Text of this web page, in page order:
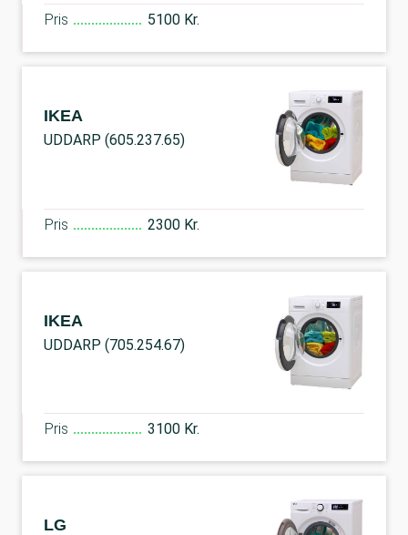
Pris 5100 Kr.
IKEA
UDDARP (605.237.65)
Pris 2300 Kr.
IKEA
UDDARP (705.254.67)
Pris 3100 Kr.
LG